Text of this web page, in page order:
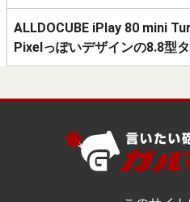
ALLDOCUBE iPlay 80 mini
Pixelっぽいデザインの8.8型